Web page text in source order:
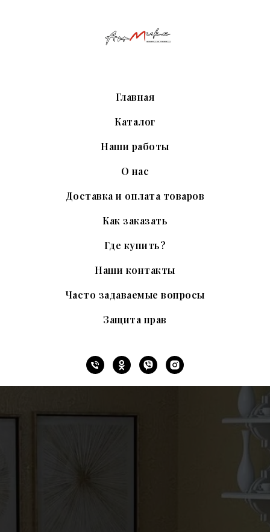
Главная
Каталог
Наши работы
О нас
Доставка и оплата товаров
Как заказать
Где купить?
Наши контакты
Часто задаваемые вопросы
Защита прав